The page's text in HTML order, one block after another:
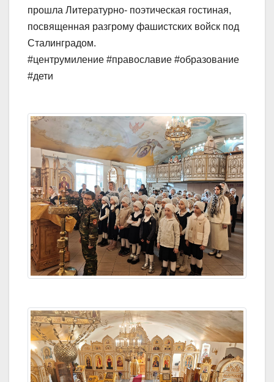
прошла Литературно- поэтическая гостиная,
посвященная разгрому фашистских войск под
Сталинградом.
#центрумиление #православие #образование
#дети